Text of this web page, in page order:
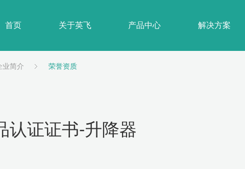
首页 关于英飞 产品中心 解决方案
业简介 荣誉资质
认证证书-升降器